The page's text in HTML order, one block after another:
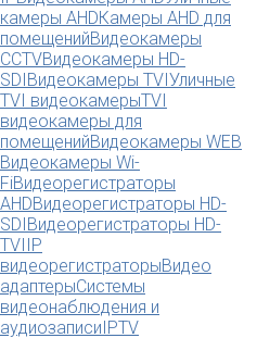
камеры AHDКамеры AHD для
помещенийВидеокамеры
CCTVВидеокамеры HD-
SDIВидеокамеры TVIУличные
TVI видеокамерыTVI
видеокамеры для
помещенийВидеокамеры WEB
Видеокамеры Wi-
FiВидеорегистраторы
AHDВидеорегистраторы HD-
SDIВидеорегистраторы HD-
TVI IP
видеорегистраторыВидео
адаптерыСистемы
видеонаблюдения и
аудиозаписиIPTV